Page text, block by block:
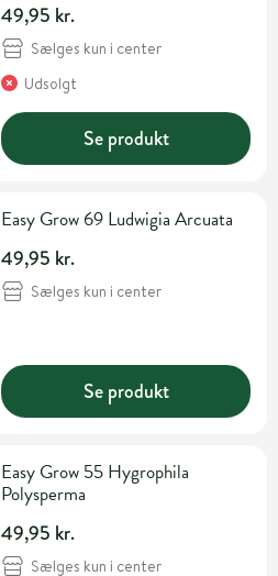
49,95 kr.
Sælges kun i center
Udsolgt
Se produkt
Easy Grow 69 Ludwigia Arcuata
49,95 kr.
Sælges kun i center
Se produkt
Easy Grow 55 Hygrophila
Polysperma
49,95 kr.
Sælges kun i center